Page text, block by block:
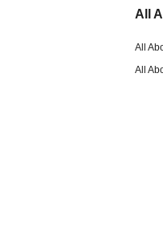
All
All
All